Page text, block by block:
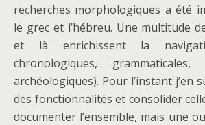
recherches morphologiques a été
le grec et l’hébreu. Une multitude
et là enrichissent la
chronologiques,
archéologiques). Pour l’instant j’en
des fonctionnalités et consolider
documenter l’ensemble, mais une